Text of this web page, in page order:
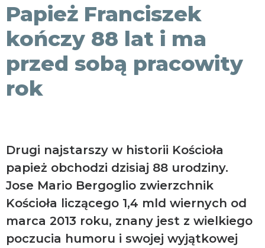
Papież Franciszek
kończy 88 lat i ma
przed sobą pracowity
rok
Drugi najstarszy w historii Kościoła
papież obchodzi dzisiaj 88 urodziny.
Jose Mario Bergoglio zwierzchnik
Kościoła liczącego 1,4 mld wiernych od
marca 2013 roku, znany jest z wielkiego
poczucia humoru i swojej wyjątkowej